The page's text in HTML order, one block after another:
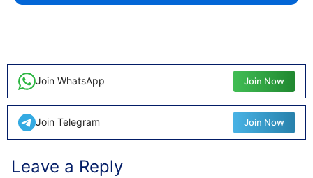
Join WhatsApp Join Now
Join Telegram Join Now
Leave a Reply